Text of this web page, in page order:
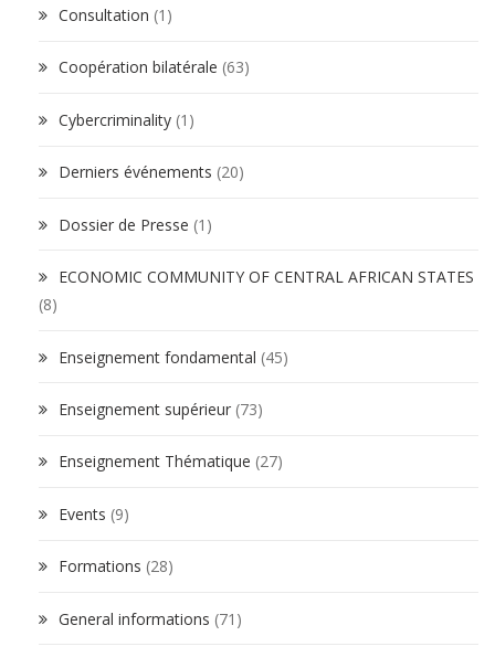
Consultation (1)
Coopération bilatérale (63)
Cybercriminality (1)
Derniers événements (20)
Dossier de Presse (1)
ECONOMIC COMMUNITY OF CENTRAL AFRICAN STATES
(8)
Enseignement fondamental (45)
Enseignement supérieur (73)
Enseignement Thématique (27)
Events (9)
Formations (28)
General informations (71)